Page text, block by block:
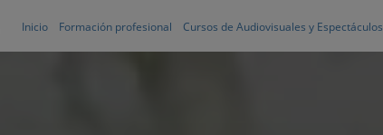
Inicio Formación profesional Cursos de Audiovisuales y Espectáculos